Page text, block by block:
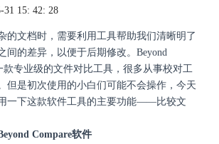
31 15: 42: 28
的文档时，需要利用工具帮助我们清晰明了
间的差异，以便于后期修改。 Beyond
款专业级的文件对比工具，很多从事校对工
但是初次使用的小白们可能不会操作，今天
一下这款软件工具的主要功能——比较文
Compare软件